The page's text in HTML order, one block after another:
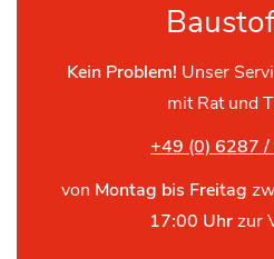
Kein Problem! Unser
mit Rat und
+49 (0) 6287
von Montag bis Freitag
17:00 Uhrzur